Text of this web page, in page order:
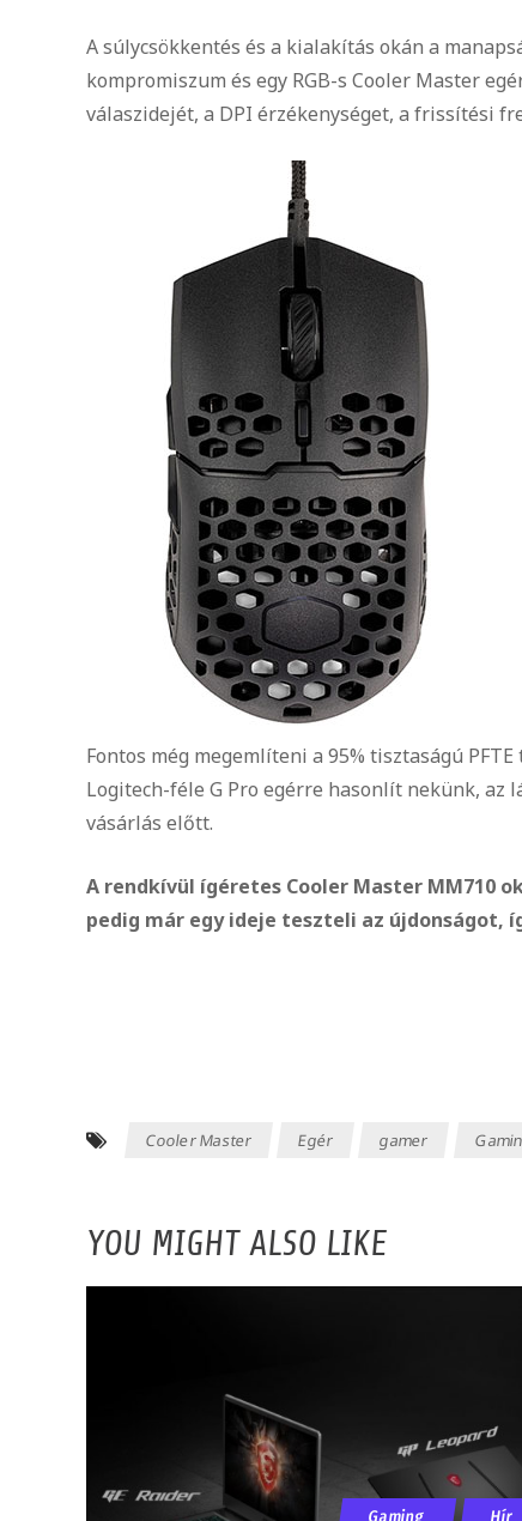
A súlycsökkentés és a kialakítás okán a
kompromiszum és egy RGB-s Cooler Master
válaszidejét, a DPI érzékenységet, a frissítési
Fontos még megemlíteni a 95% tisztaságú
Logitech-féle G Pro egérre hasonlít nekünk, az
vásárlás előtt.
A rendkívül ígéretes Cooler Master MM710
pedig már egy ideje teszteli az újdonságot,
Cooler Master Egér gamer
YOU MIGHT ALSO LIKE
Gaming Hír